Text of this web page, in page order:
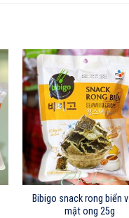
Bibigo snack rong biển
mật ong 25g